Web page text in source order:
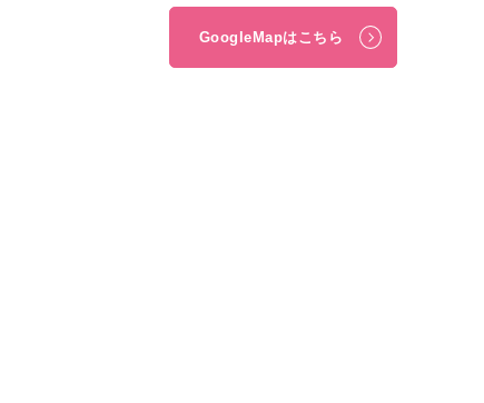
GoogleMapはこちら